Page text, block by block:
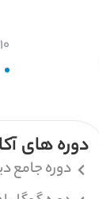
دوره های
دوره جامع